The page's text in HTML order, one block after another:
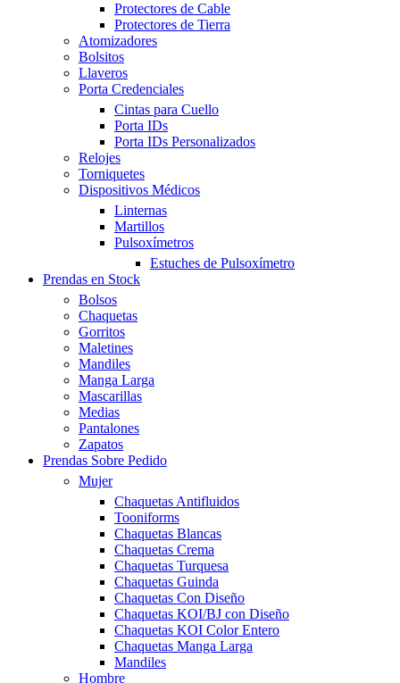
Protectores de Cable
Protectores de Tierra
Atomizadores
Bolsitos
Llaveros
Porta Credenciales
Cintas para Cuello
Porta IDs
Porta IDs Personalizados
Relojes
Torniquetes
Dispositivos Médicos
Linternas
Martillos
Pulsoxímetros
Estuches de Pulsoxímetro
Prendas en Stock
Bolsos
Chaquetas
Gorritos
Maletines
Mandiles
Manga Larga
Mascarillas
Medias
Pantalones
Zapatos
Prendas Sobre Pedido
Mujer
Chaquetas Antifluidos
Tooniforms
Chaquetas Blancas
Chaquetas Crema
Chaquetas Turquesa
Chaquetas Guinda
Chaquetas Con Diseño
Chaquetas KOI/BJ con Diseño
Chaquetas KOI Color Entero
Chaquetas Manga Larga
Mandiles
Hombre